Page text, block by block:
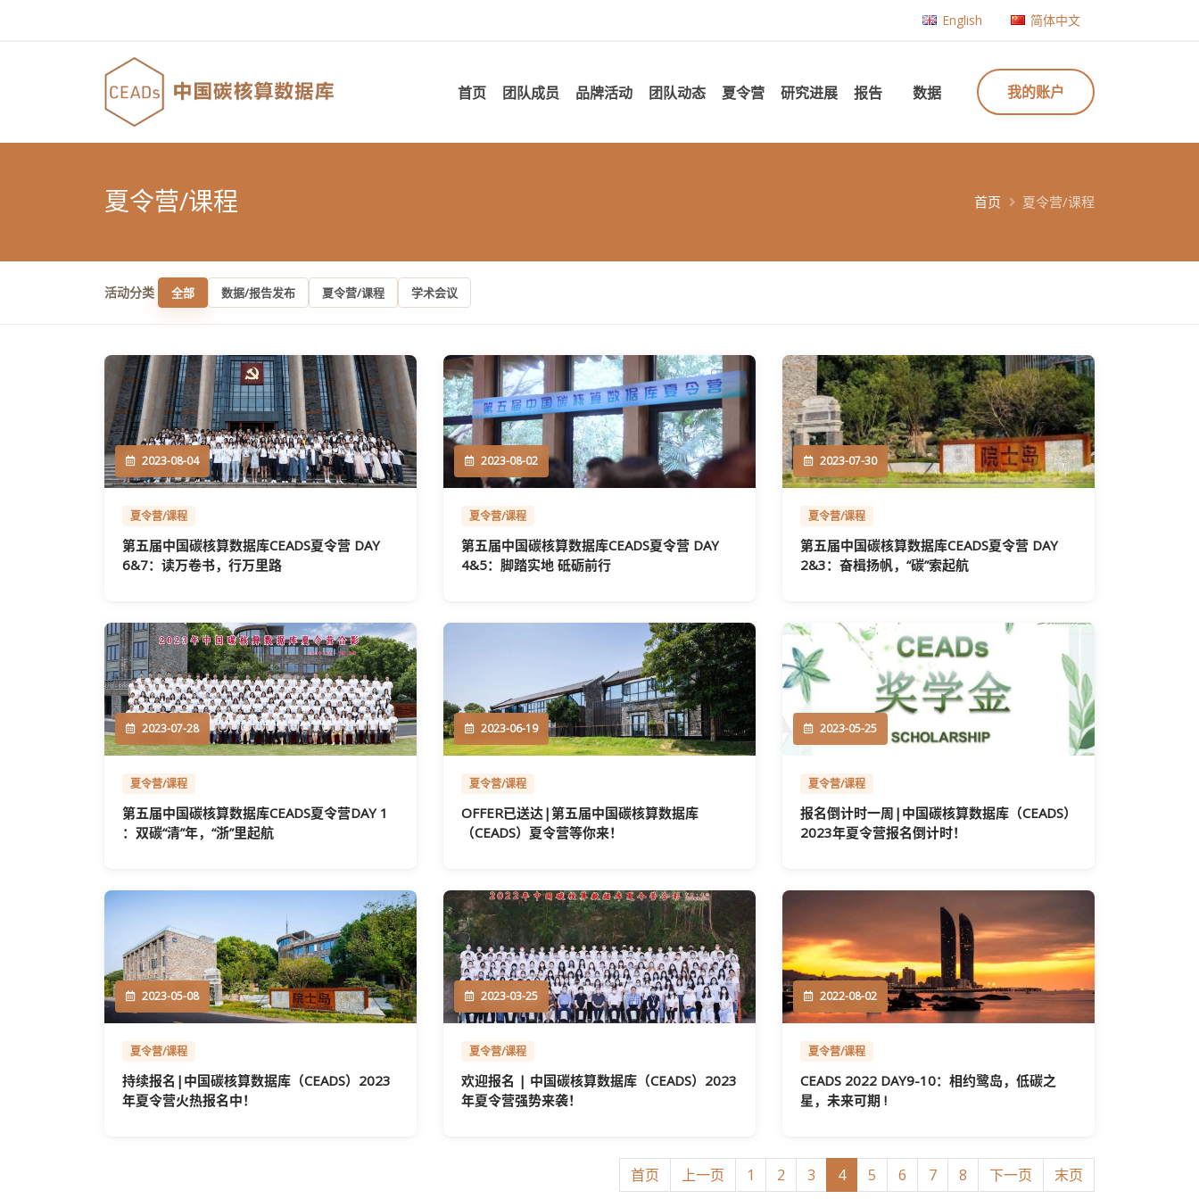
English 简体中文
首页 团队成员 品牌活动 团队动态 夏令营 研究进展 报告 数据 我的账户
夏令营/课程 首页 夏令营/课程
活动分类 全部 数据/报告发布 夏令营/课程 学术会议
2023-08-04
夏令营/课程
第五届中国碳核算数据库CEADS夏令营 DAY
6&7：读万卷书，行万里路
2023-08-02
夏令营/课程
第五届中国碳核算数据库CEADS夏令营 DAY
4&5：脚踏实地 砥砺前行
2023-07-30
夏令营/课程
第五届中国碳核算数据库CEADS夏令营 DAY
2&3：奋楫扬帆，“碳”索起航
2023-07-28
夏令营/课程
第五届中国碳核算数据库CEADS夏令营DAY 1
：双碳“清”年，“浙”里起航
2023-06-19
夏令营/课程
OFFER已送达|第五届中国碳核算数据库
（CEADS）夏令营等你来！
2023-05-25
夏令营/课程
报名倒计时一周|中国碳核算数据库（CEADS）
2023年夏令营报名倒计时！
2023-05-08
夏令营/课程
持续报名|中国碳核算数据库（CEADS）2023
年夏令营火热报名中！
2023-03-25
夏令营/课程
欢迎报名 | 中国碳核算数据库（CEADS）2023
年夏令营强势来袭！
2022-08-02
夏令营/课程
CEADS 2022 DAY9-10：相约鹭岛，低碳之
星，未来可期 !
首页 上一页 1 2 3 4 5 6 7 8 下一页 末页